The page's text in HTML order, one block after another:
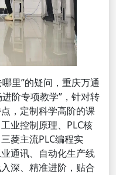
里”的疑问，重庆万通
阶专项教学”，针对转
，定制科学高阶的课
业控制原理、PLC核
菱主流PLC编程实
通讯、自动化生产线
深、精准进阶，贴合